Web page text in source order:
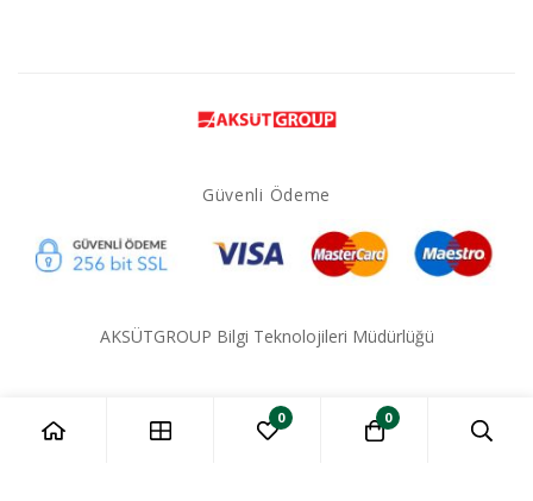
Güvenli Ödeme
AKSÜTGROUP Bilgi Teknolojileri Müdürlüğü
0 0